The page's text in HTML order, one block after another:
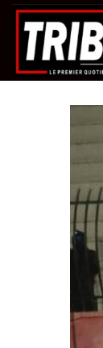
Infos en Direct: